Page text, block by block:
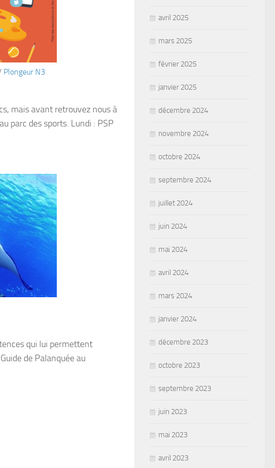
Plongeur N3
mais avant retrouvez nous à
parc des sports. Lundi : PSP
qui lui permettent
de Palanquée au
avril 2025
mars 2025
février 2025
janvier 2025
décembre 2024
novembre 2024
octobre 2024
septembre 2024
juillet 2024
juin 2024
mai 2024
avril 2024
mars 2024
janvier 2024
décembre 2023
octobre 2023
septembre 2023
juin 2023
mai 2023
avril 2023